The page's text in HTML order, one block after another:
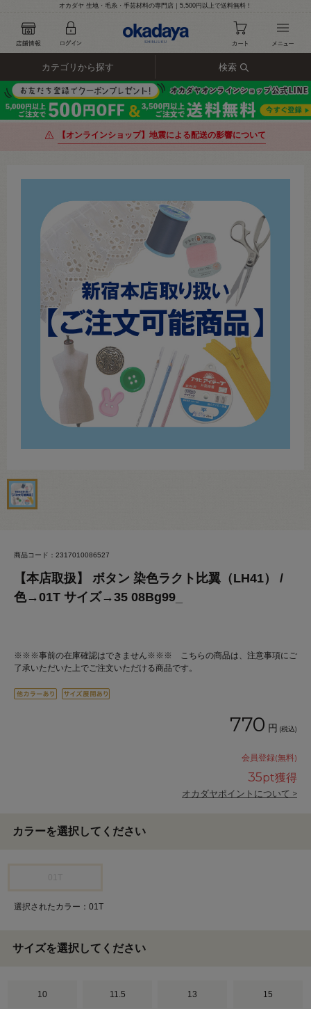
オカダヤ 生地・毛糸・手芸材料の専門店｜5,500円以上で送料無料！
カテゴリから探す 検索
【オンラインショップ】地震による配送の影響について
商品コード：2317010086527
【本店取扱】 ボタン 染色ラクト比翼（LH41） /
色→01T サイズ→35 08Bg99_
※※※事前の在庫確認はできません※※※ こちらの商品は、注意事項にご
了承いただいた上でご注文いただける商品です。
770 円 (税込)
会員登録(無料)
35pt獲得
オカダヤポイントについて >
カラーを選択してください
選択されたカラー：01T
サイズを選択してください
10 11.5 13 15